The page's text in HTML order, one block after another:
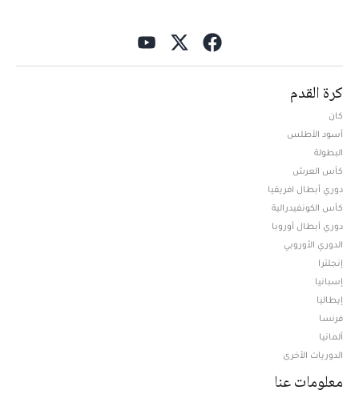
كرة القدم
كان
أسود الأطلس
البطولة
كأس العرش
دوري أبطال افريقيا
كأس الكونفيدرالية
دوري أبطال أوروبا
الدوري الأوروبي
إنجلترا
إسبانيا
إيطاليا
فرنسا
ألمانيا
الدوريات الأخرى
معلومات عنا